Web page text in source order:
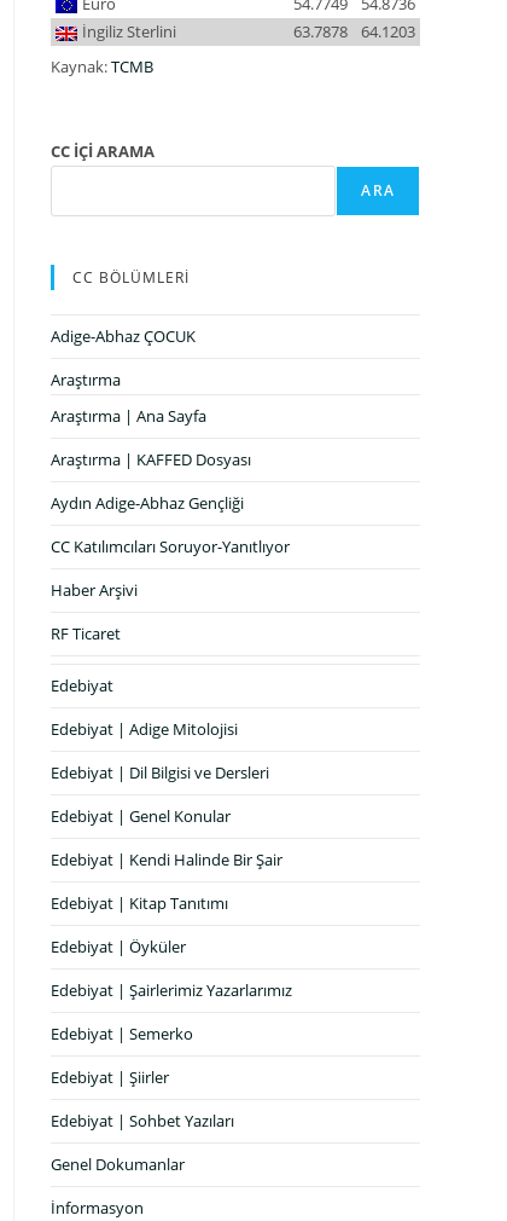
İngiliz Sterlini
64.1203
63.7878
Kaynak:TCMB
CC İÇİ ARAMA
ARA
CC BÖLÜMLERİ
Adige-Abhaz ÇOCUK
Araştırma
Araştırma | Ana Sayfa
Araştırma | KAFFED Dosyası
Aydın Adige-Abhaz Gençliği
CC Katılımcıları Soruyor-Yanıtlıyor
Haber Arşivi
RF Ticaret
Edebiyat
Edebiyat | Adige Mitolojisi
Edebiyat | Dil Bilgisi ve Dersleri
Edebiyat | Genel Konular
Edebiyat | Kendi Halinde Bir Şair
Edebiyat | Kitap Tanıtımı
Edebiyat | Öyküler
Edebiyat | Şairlerimiz Yazarlarımız
Edebiyat | Semerko
Edebiyat | Şiirler
Edebiyat | Sohbet Yazıları
Genel Dokumanlar
İnformasyon